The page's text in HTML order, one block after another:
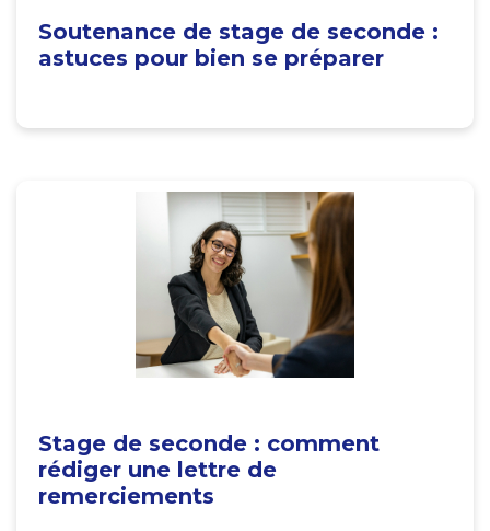
Soutenance de stage de seconde :
astuces pour bien se préparer
Stage de seconde : comment
rédiger une lettre de
remerciements